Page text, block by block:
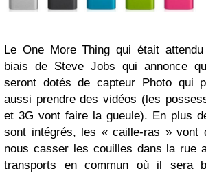
Le One More Thing qui était
biais de Steve Jobs qui annonce
seront dotés de capteur Photo qui
aussi prendre des vidéos (les
et 3G vont faire la gueule). En plus
sont intégrés, les « caille-ras » vont
nous casser les couilles dans la rue
transports en commun où il sera